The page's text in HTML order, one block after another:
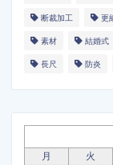
断裁加工 更
素材 結婚式
長尺 防炎
月
火